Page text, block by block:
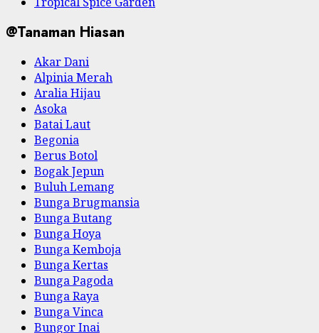
@Tanaman Hiasan
Akar Dani
Alpinia Merah
Aralia Hijau
Asoka
Batai Laut
Begonia
Berus Botol
Bogak Jepun
Buluh Lemang
Bunga Brugmansia
Bunga Butang
Bunga Hoya
Bunga Kemboja
Bunga Kertas
Bunga Pagoda
Bunga Raya
Bunga Vinca
Bungor Inai